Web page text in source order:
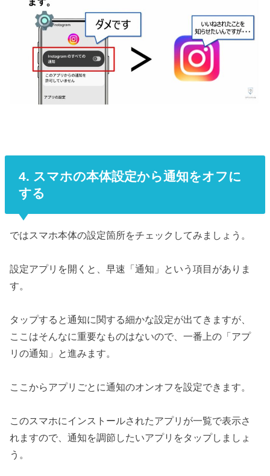
4. スマホの本体設定から通知をオフに
する
ではスマホ本体の設定箇所をチェックしてみましょう。
設定アプリを開くと、早速「通知」という項目がありま
す。
タップすると通知に関する細かな設定が出てきますが、
ここはそんなに重要なものはないので、一番上の「アプ
リの通知」と進みます。
ここからアプリごとに通知のオンオフを設定できます。
このスマホにインストールされたアプリが一覧で表示さ
れますので、通知を調節したいアプリをタップしましょ
う。